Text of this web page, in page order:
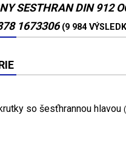
SESTHRAN DIN 912
1673306 (9 984
so šesťhrannou hlavou